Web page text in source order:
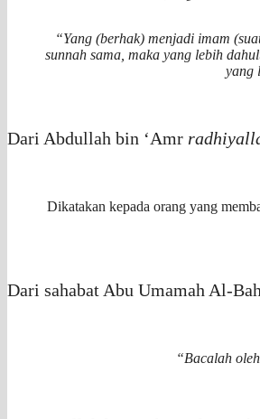
“Yang (berhak) menjadi imam
sunnah sama, maka yang lebih
yang
Dari Abdullah bin ‘Amr
Dikatakan kepada orang yang
Dari sahabat Abu Umamah Al-
“Bacalah